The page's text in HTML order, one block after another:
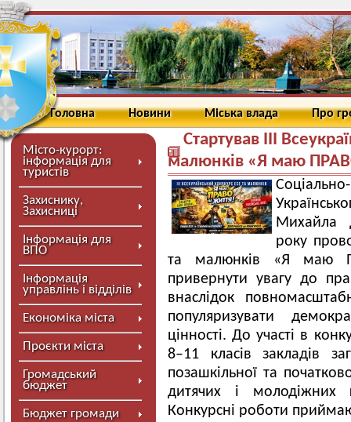
Головна Новини Міська влада Про
Місто-курорт:
інформація для
туристів
Захиснику,
Захисниці
Інформація для
ВПО
Інформація
управлінь і відділів
Економіка міста
Проєкти міста
Громадський
бюджет
Бюджет громади
Стартував III
малюнків «Я маю
Михайла
року
та малюнків «Я маю
привернути увагу до
внаслідок
популяризувати
цінності. До участі в
8–11 класів закладів
позашкільної та
дитячих і молодіжних
Конкурсні роботи